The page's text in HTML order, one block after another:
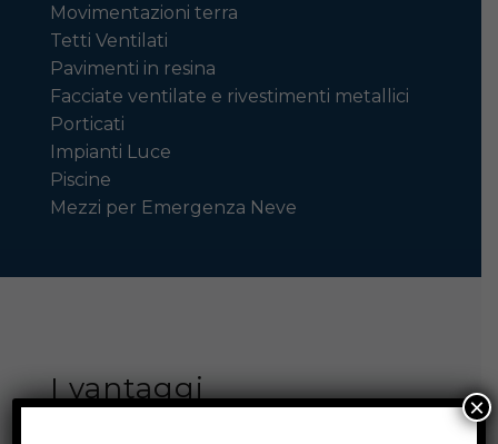
Movimentazioni terra
Tetti Ventilati
Pavimenti in resina
Facciate ventilate e rivestimenti metallici
Porticati
Impianti Luce
Piscine
Mezzi per Emergenza Neve
I vantaggi
×